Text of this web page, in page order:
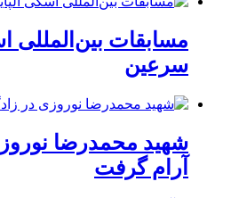
مسابقات بین‌المللی
سرعین
شهید محمدرضا
آرام گرفت